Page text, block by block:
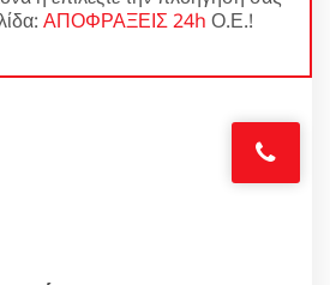
ΑΠΟΦΡΑΞΕΙΣ 24h Ο.Ε.!